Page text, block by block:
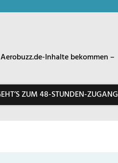
Inhalte bekommen –
ZUM 48-STUNDEN-ZUGANG